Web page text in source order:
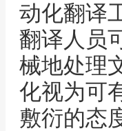
动化翻译
翻译人员
械地处理
化视为可
敷衍的态